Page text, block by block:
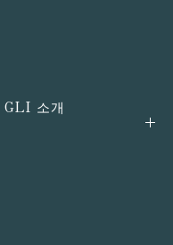
GLI 소개